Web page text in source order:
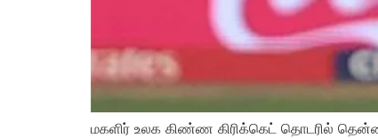
மகளிர் உலக கிண்ண கிரிக்கெட் தொடரில்